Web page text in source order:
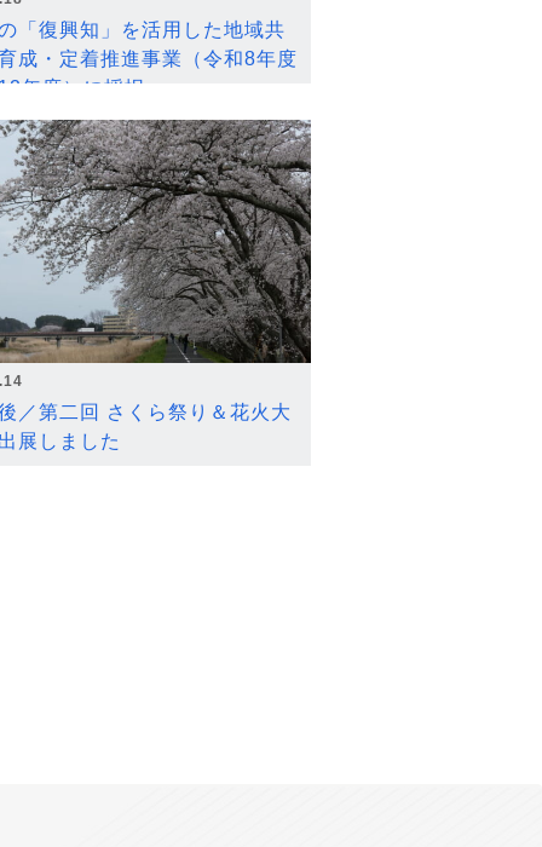
「復興知」を活用した地域共
成・定着推進事業（令和8年度
年度）に採択
／第二回 さくら祭り＆花火大
展しました